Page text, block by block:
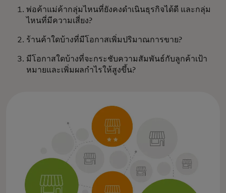
พ่อค้าแม่ค้ากลุ่มไหนที่ยังคงดำเนินธุรกิจได้ดี และกลุ่ม
ไหนที่มีความเสี่ยง?
ร้านค้าใดบ้างที่มีโอกาสเพิ่มปริมาณการขาย?
มีโอกาสใดบ้างที่จะกระชับความสัมพันธ์กับลูกค้าเป้า
หมายและเพิ่มผลกำไรให้สูงขึ้น?